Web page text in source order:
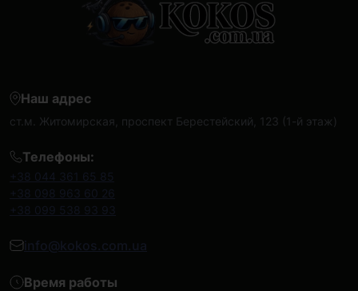
Наш адрес
ст.м. Житомирская, проспект Берестейский, 123 (1-й этаж)
Телефоны:
+38 044 361 65 85
+38 098 963 60 26
+38 099 538 93 93
info@kokos.com.ua
Время работы